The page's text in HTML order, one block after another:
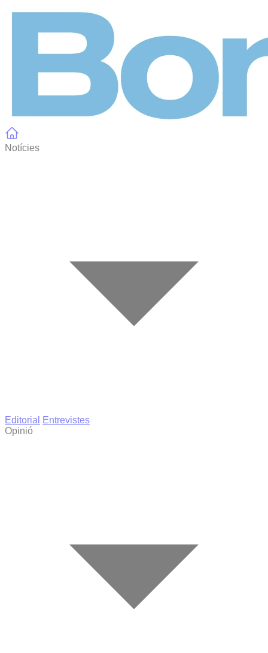
Notícies
Editorial
Entrevistes
Opinió